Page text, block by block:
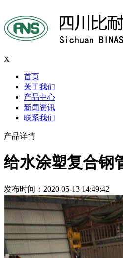
X
首页
关于我们
产品中心
新闻资讯
联系我们
产品详情
给水涂塑复合钢
发布时间：2020-05-13 14:49:42